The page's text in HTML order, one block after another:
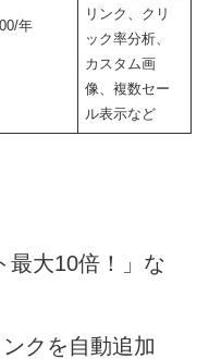
年
リンク、クリ
ック率分析、
カスタム画
像、複数セー
ル表示など
最大10倍！」な
クを自動追加